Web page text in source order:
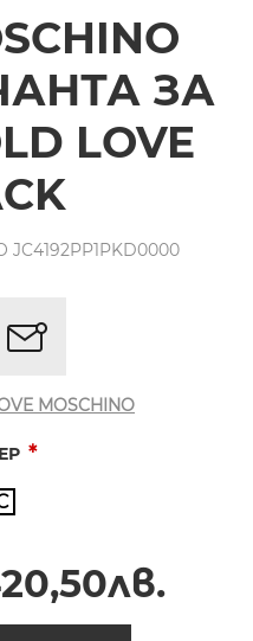
ЗА
LOVE
JC4192PP1PKD0000
MOSCHINO
*